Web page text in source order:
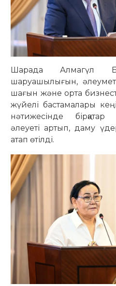
Шарада Алмагүл
шаруашылығын,
шағын және орта
жүйелі бастамалары
нәтижесінде бірқатар
әлеуеті артып, даму
атап өтілді.